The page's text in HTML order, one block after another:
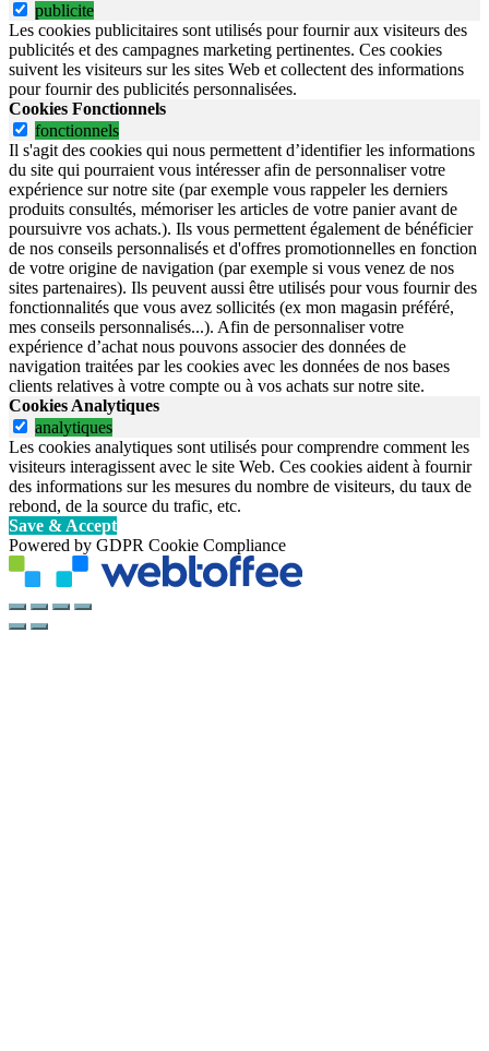
publicite
Les cookies publicitaires sont utilisés pour fournir aux visiteurs des
publicités et des campagnes marketing pertinentes. Ces cookies
suivent les visiteurs sur les sites Web et collectent des informations
pour fournir des publicités personnalisées.
Cookies Fonctionnels
fonctionnels
Il s'agit des cookies qui nous permettent d’identifier les informations
du site qui pourraient vous intéresser afin de personnaliser votre
expérience sur notre site (par exemple vous rappeler les derniers
produits consultés, mémoriser les articles de votre panier avant de
poursuivre vos achats.). Ils vous permettent également de bénéficier
de nos conseils personnalisés et d'offres promotionnelles en fonction
de votre origine de navigation (par exemple si vous venez de nos
sites partenaires). Ils peuvent aussi être utilisés pour vous fournir des
fonctionnalités que vous avez sollicités (ex mon magasin préféré,
mes conseils personnalisés...). Afin de personnaliser votre
expérience d’achat nous pouvons associer des données de
navigation traitées par les cookies avec les données de nos bases
clients relatives à votre compte ou à vos achats sur notre site.
Cookies Analytiques
analytiques
Les cookies analytiques sont utilisés pour comprendre comment les
visiteurs interagissent avec le site Web. Ces cookies aident à fournir
des informations sur les mesures du nombre de visiteurs, du taux de
rebond, de la source du trafic, etc.
Save & Accept
Powered by GDPR Cookie Compliance